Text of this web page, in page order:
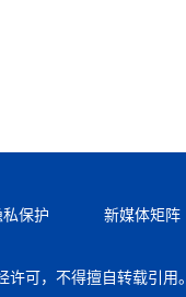
私保护 新媒体矩阵
可，不得擅自转载引用。